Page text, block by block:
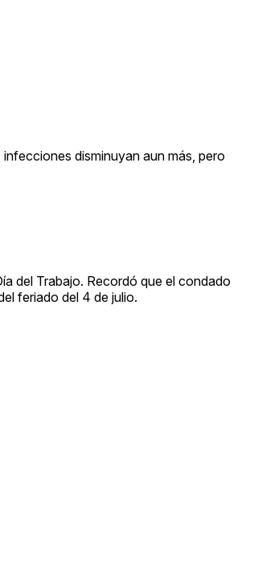
disminuyan aun más, pero
del Trabajo. Recordó que el condado
feriado del 4 de julio.